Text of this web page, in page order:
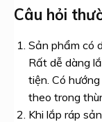
Câu hỏi
Sản phẩm có
Rất dễ dàng
tiện. Có
theo trong
Khi lắp ráp